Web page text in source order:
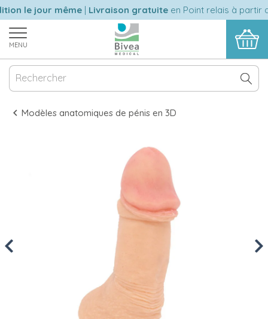
le jour même|Livraison gratuiteen Point relais à partir
MENU
Modèles anatomiques de pénis en 3D
Previous